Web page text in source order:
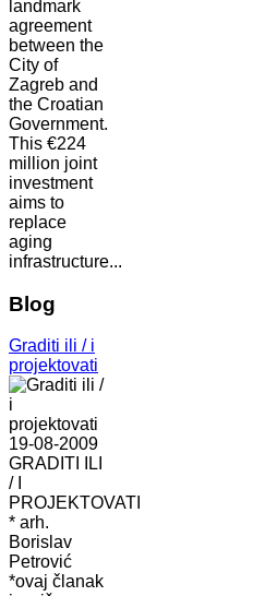
landmark
agreement
between the
City of
Zagreb and
the Croatian
Government.
This €224
million joint
investment
aims to
replace
aging
infrastructure...
Blog
Graditi ili / i
projektovati
19-08-2009
GRADITI ILI
/ I
PROJEKTOVATI
* arh.
Borislav
Petrović
*ovaj članak